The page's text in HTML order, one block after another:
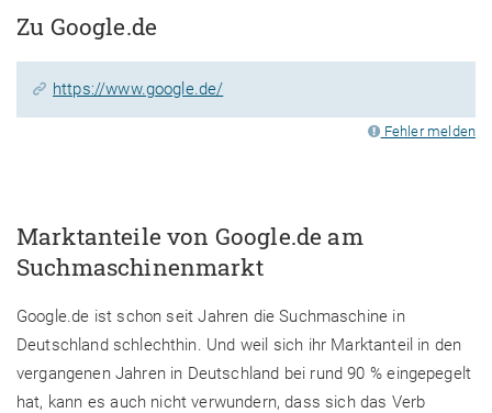
Zu Google.de
https://www.google.de/
Fehler melden
Marktanteile von Google.de am
Suchmaschinenmarkt
Google.de ist schon seit Jahren die Suchmaschine in
Deutschland schlechthin. Und weil sich ihr Marktanteil in den
vergangenen Jahren in Deutschland bei rund 90 % eingepegelt
hat, kann es auch nicht verwundern, dass sich das Verb